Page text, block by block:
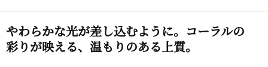
やわらかな​光が​差し込むように。​コーラルの​
彩りが​映える、​温もりの​ある​上質。